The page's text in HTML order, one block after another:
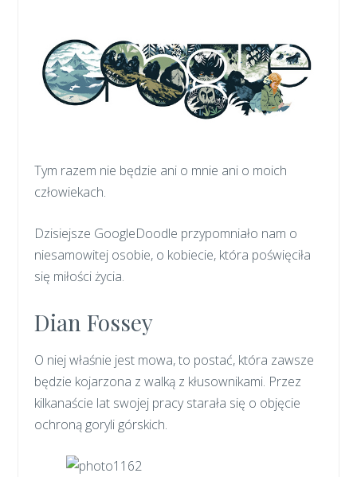
Tym razem nie będzie ani o mnie ani o moich
człowiekach.
Dzisiejsze GoogleDoodle przypomniało nam o
niesamowitej osobie, o kobiecie, która poświęciła
się miłości życia.
Dian Fossey
O niej właśnie jest mowa, to postać, która zawsze
będzie kojarzona z walką z kłusownikami. Przez
kilkanaście lat swojej pracy starała się o objęcie
ochroną goryli górskich.